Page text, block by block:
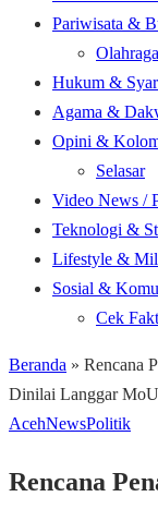
Pariwisata &
Olahraga
Hukum &
Agama &
Opini &
Selasar
Video News /
Teknologi &
Lifestyle &
Sosial &
Cek
Beranda » Rencana
Dinilai Langgar
AcehNewsPolitik
Rencana